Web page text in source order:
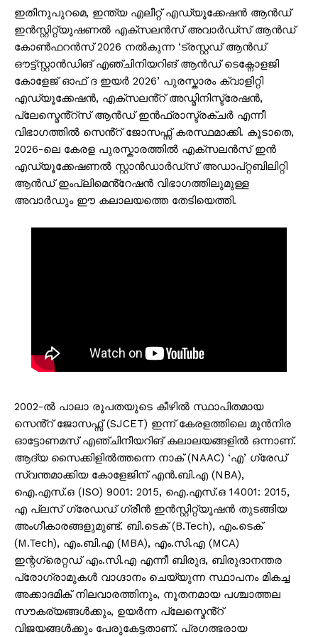
ഇതിനുപുറമെ, ഇന്ത്യ എലീറ്റ് എഡ്യൂക്കേഷൻ ആൻഡ്
ഇൻസ്റ്റിറ്റ്യൂഷണൽ എക്സലൻസ് അവാർഡ്സ് ആൻഡ്
കോൺഫറൻസ് 2026 നൽകുന്ന ‘ട്രസ്റ്റഡ് ആൻഡ്
ഔട്ട്സ്റ്റാൻഡിങ് എഞ്ചിനിയറിങ് ആൻഡ് ടെക്നോളജി
കോളേജ് ഓഫ് ദ ഇയർ 2026’ പുരസ്കാരം ക്വാളിറ്റി
എഡ്യൂക്കേഷൻ, എക്സലൻ്റ് അഡ്മിനിസ്ട്രേഷൻ,
പ്ലേസ്മെൻ്റ്സ് ആൻഡ് ഇൻഫ്രാസ്ട്രക്ചർ എന്നീ
വിഭാഗത്തിൽ സെൻ്റ് ജോസഫ്സ് കരസ്ഥമാക്കി. കൂടാതെ,
2026-ലെ കേരള പുരസ്കാരത്തിൽ എക്സലൻസ് ഇൻ
എഡ്യൂക്കേഷണൽ സ്റ്റാൻഡാർഡ്സ് അഡാപ്റ്റബിലിറ്റി
ആൻഡ് ഇംപ്ലിമെൻ്റേഷൻ വിഭാഗത്തിലുമുള്ള
അവാർഡും ഈ കലാലയത്തെ തേടിയെത്തി.
2002-ൽ പാലാ രൂപതയുടെ കീഴിൽ സ്ഥാപിതമായ
സെൻ്റ് ജോസഫ്സ് (SJCET) ഇന്ന് കേരളത്തിലെ മുൻനിര
ഓട്ടോണമസ് എഞ്ചിനീയറിങ് കലാലയങ്ങളിൽ ഒന്നാണ്.
ആദ്യ സൈക്കിളിൽത്തന്നെ നാക് (NAAC) ‘എ’ ഗ്രേഡ്
സ്വന്തമാക്കിയ കോളേജിന് എൻ.ബി.എ (NBA),
ഐ.എസ്.ഒ (ISO) 9001: 2015, ഐ.എസ്.ഒ 14001: 2015,
എ പ്ലസ് ഗ്രേഡഡ് ഗ്രീൻ ഇൻസ്റ്റിറ്റ്യൂഷൻ തുടങ്ങിയ
അംഗീകാരങ്ങളുമുണ്ട്. ബി.ടെക് (B.Tech), എം.ടെക്
(M.Tech), എം.ബി.എ (MBA), എം.സി.എ (MCA)
ഇന്റഗ്രെറ്റഡ് എം.സി.എ എന്നീ ബിരുദ, ബിരുദാനന്തര
പ്രോഗ്രാമുകൾ വാഗ്ദാനം ചെയ്യുന്ന സ്ഥാപനം മികച്ച
അക്കാദമിക് നിലവാരത്തിനും, നൂതനമായ പശ്ചാത്തല
സൗകര്യങ്ങൾക്കും, ഉയർന്ന പ്ലേസ്മെൻ്റ്
വിജയങ്ങൾക്കും പേരുകേട്ടതാണ്. പ്രഗത്ഭരായ